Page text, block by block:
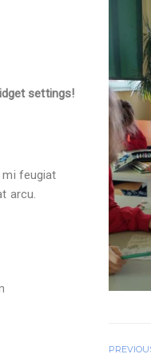
settings!
mi feugiat
arcu.